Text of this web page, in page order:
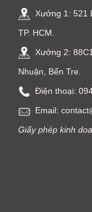
Xưởng 1: 521
TP. HCM.
Xưởng 2:
Nhuận, Bến Tre.
Điện thoại:
Email:
Giấy phép kinh